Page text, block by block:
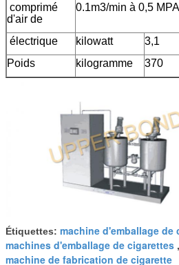
 comprimé
d'air de
0.1m3/min à 0,5 MPA
 électrique kilowatt 3,1
Poids
kilogramme 370
Étiquettes: machine d'emballage de
machines d'emballage de cigarettes ,
machine de fabrication de cigarette